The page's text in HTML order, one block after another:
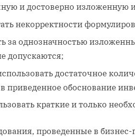
и достоверно изложенную
некорректности
за однозначностью
допускаются;
достаточное
приведенное обоснование
краткие и только
проведенные в